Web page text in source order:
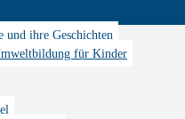
und ihre Geschichten
für Kinder